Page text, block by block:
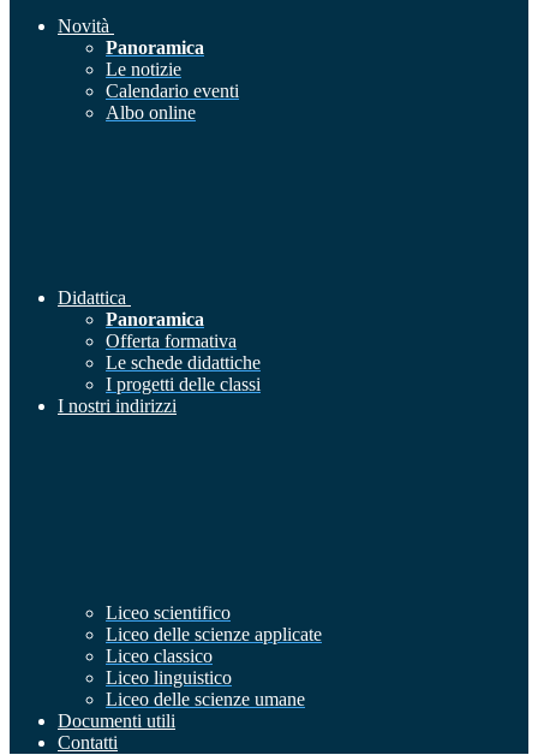
Novità
Panoramica
Le notizie
Calendario eventi
Albo online
Didattica
Panoramica
Offerta formativa
Le schede didattiche
I progetti delle classi
I nostri indirizzi
Liceo scientifico
Liceo delle scienze applicate
Liceo classico
Liceo linguistico
Liceo delle scienze umane
Documenti utili
Contatti